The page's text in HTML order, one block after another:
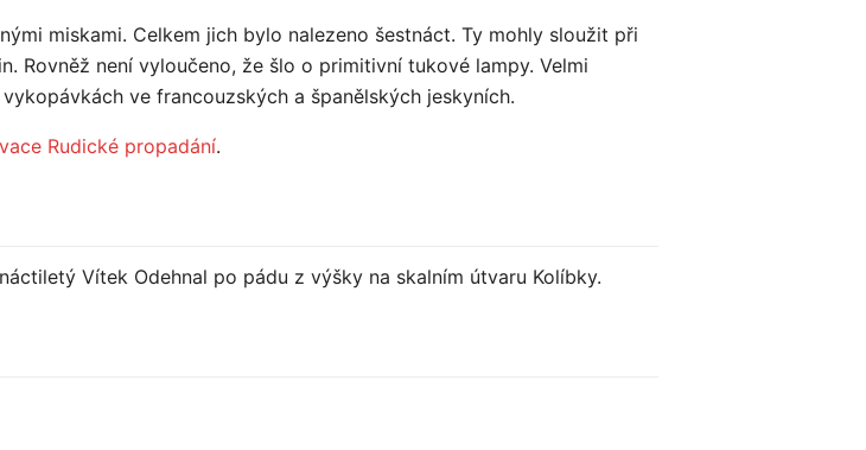
miskami. Celkem jich bylo nalezeno šestnáct. Ty mohly sloužit při
Rovněž není vyloučeno, že šlo o primitivní tukové lampy. Velmi
ve francouzských a španělských jeskyních.
Rudické propadání.
Vítek Odehnal po pádu z výšky na skalním útvaru Kolíbky.